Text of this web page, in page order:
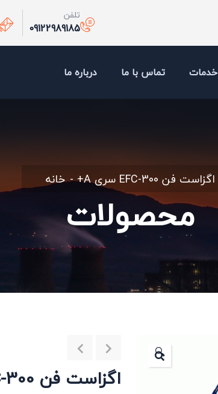
تلفن
09122989185
خدمات تماس با ما درباره ما
خانه اگزاست فن EFC-300 سری A+
محصولات
🔍
اگزاست فن EFC-300 سری A+